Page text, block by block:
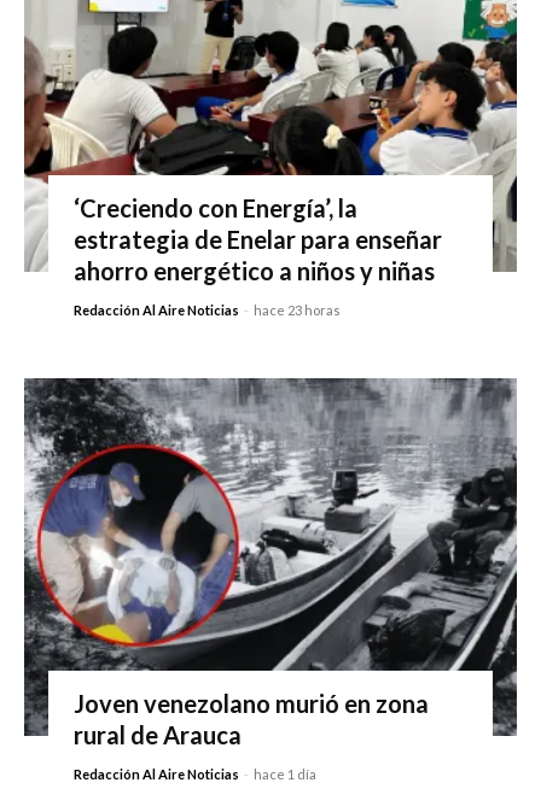
‘Creciendo con Energía’, la
estrategia de Enelar para enseñar
ahorro energético a niños y niñas
Redacción Al Aire Noticias - hace 23 horas
Joven venezolano murió en zona
rural de Arauca
Redacción Al Aire Noticias - hace 1 día